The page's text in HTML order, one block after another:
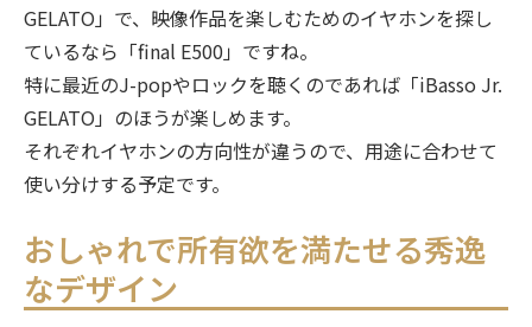
GELATO」で、映像作品を楽しむためのイヤホンを探し
ているなら「final E500」ですね。
特に最近のJ-popやロックを聴くのであれば「iBasso Jr.
GELATO」のほうが楽しめます。
それぞれイヤホンの方向性が違うので、用途に合わせて
使い分けする予定です。
おしゃれで所有欲を満たせる秀逸
なデザイン